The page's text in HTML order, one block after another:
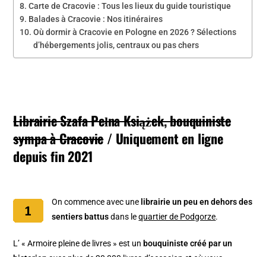
Carte de Cracovie : Tous les lieux du guide touristique
Balades à Cracovie : Nos itinéraires
Où dormir à Cracovie en Pologne en 2026 ? Sélections
d’hébergements jolis, centraux ou pas chers
Librairie Szafa Pełna Książek, bouquiniste
sympa à Cracovie/ Uniquement en ligne
depuis fin 2021
On commence avec une librairie un peu en dehors des
sentiers battusdans lequartier de Podgorze.
L’ « Armoire pleine de livres » est un bouquiniste créé par un